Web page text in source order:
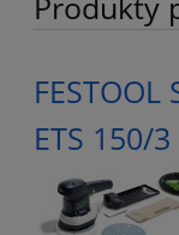
ETS 150/